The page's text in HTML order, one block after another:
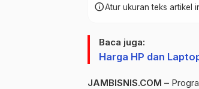
infoAtur ukuran teks artikel
Baca juga:
Harga HP dan
JAMBISNIS.COM –